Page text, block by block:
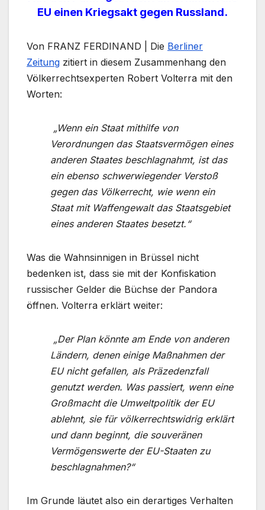
EU einen Kriegsakt gegen Russland.
Von FRANZ FERDINAND | Die Berliner
Zeitung zitiert in diesem Zusammenhang den
Völkerrechtsexperten Robert Volterra mit den
Worten:
„Wenn ein Staat mithilfe von
Verordnungen das Staatsvermögen eines
anderen Staates beschlagnahmt, ist das
ein ebenso schwerwiegender Verstoß
gegen das Völkerrecht, wie wenn ein
Staat mit Waffengewalt das Staatsgebiet
eines anderen Staates besetzt.“
Was die Wahnsinnigen in Brüssel nicht
bedenken ist, dass sie mit der Konfiskation
russischer Gelder die Büchse der Pandora
öffnen. Volterra erklärt weiter:
„Der Plan könnte am Ende von anderen
Ländern, denen einige Maßnahmen der
EU nicht gefallen, als Präzedenzfall
genutzt werden. Was passiert, wenn eine
Großmacht die Umweltpolitik der EU
ablehnt, sie für völkerrechtswidrig erklärt
und dann beginnt, die souveränen
Vermögenswerte der EU-Staaten zu
beschlagnahmen?“
Im Grunde läutet also ein derartiges Verhalten